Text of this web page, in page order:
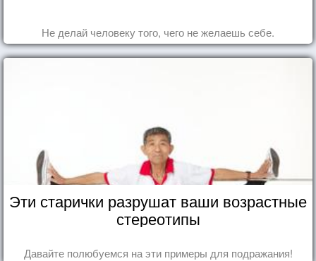
Не делай человеку того, чего не желаешь себе.
Эти старички разрушат ваши возрастные
стереотипы
Давайте полюбуемся на эти примеры для подражания!